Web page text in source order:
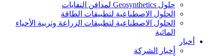
حلول Geosynthetics لمدافن النفايات
الحلول الاصطناعية لتطبيقات الطاقة
الحلول الاصطناعية لتطبيقات الزراعة وتربية الأحياء
المائية
أخبار
أخبار الشركة